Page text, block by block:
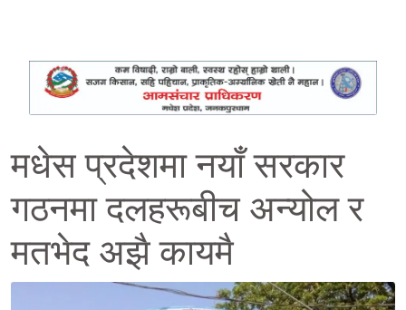
मधेस प्रदेशमा नयाँ सरकार
गठनमा दलहरूबीच अन्योल र
मतभेद अझै कायमै